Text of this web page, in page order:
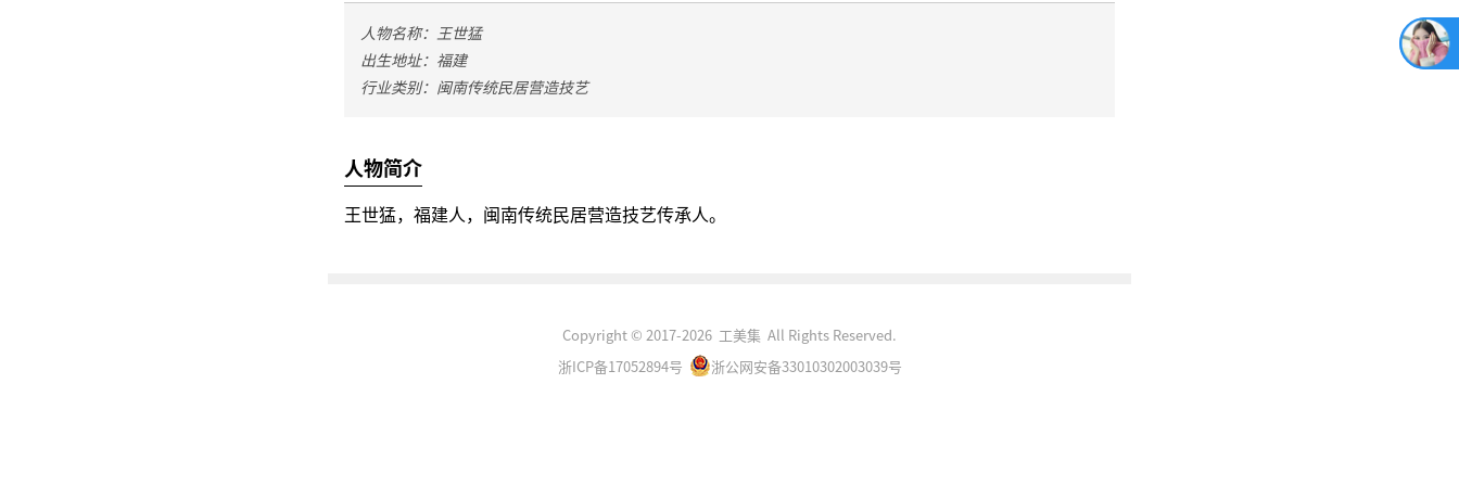
人物名称：王世猛
出生地址：福建
行业类别：闽南传统民居营造技艺
人物简介
王世猛，福建人， 闽南传统民居营造技艺传承人。
Copyright © 2017-2026 工美集 All Rights Reserved.
浙ICP备17052894号
浙公网安备33010302003039号